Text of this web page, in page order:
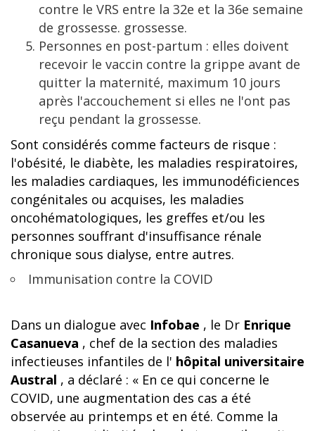
contre le VRS entre la 32e et la 36e semaine
de grossesse. grossesse.
Personnes en post-partum : elles doivent
recevoir le vaccin contre la grippe avant de
quitter la maternité, maximum 10 jours
après l'accouchement si elles ne l'ont pas
reçu pendant la grossesse.
Sont considérés comme facteurs de risque :
l'obésité, le diabète, les maladies respiratoires,
les maladies cardiaques, les immunodéficiences
congénitales ou acquises, les maladies
oncohématologiques, les greffes et/ou les
personnes souffrant d'insuffisance rénale
chronique sous dialyse, entre autres.
Immunisation contre la COVID
Dans un dialogue avec Infobae , le Dr Enrique
Casanueva , chef de la section des maladies
infectieuses infantiles de l' hôpital universitaire
Austral , a déclaré : « En ce qui concerne le
COVID, une augmentation des cas a été
observée au printemps et en été. Comme la